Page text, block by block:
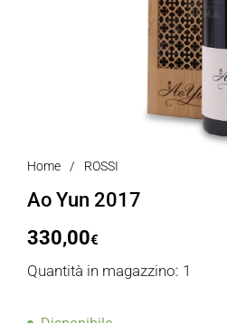
Home / ROSSI
Ao Yun 2017
330,00€
Quantità in magazzino: 1